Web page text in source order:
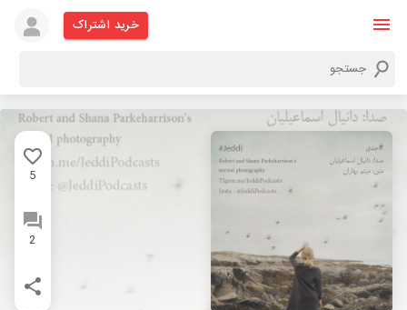
خرید اشتراک
5
2